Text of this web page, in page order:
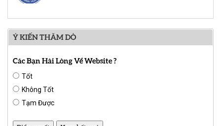
Ý KIẾN THĂM DÒ
Các Bạn Hài Lòng Về Website ?
Tốt
Không Tốt
Tạm Được